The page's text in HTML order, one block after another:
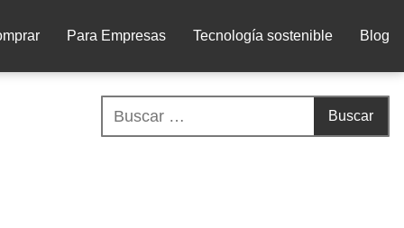
Para Empresas Tecnología sostenible Blog